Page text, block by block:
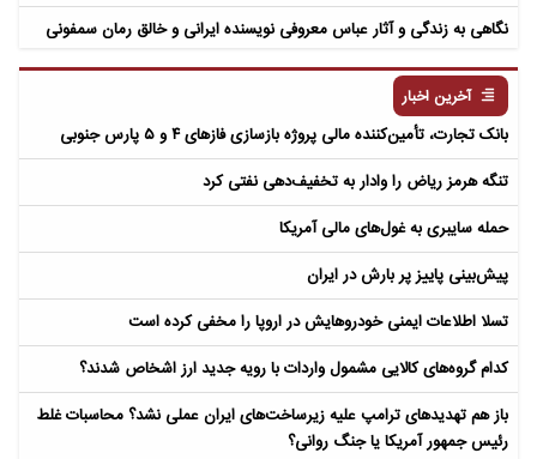
نگاهی به زندگی و آثار عباس معروفی نویسنده ایرانی و خالق رمان سمفونی
آخرین اخبار
بانک تجارت، تأمین‌کننده مالی پروژه بازسازی فازهای ۴ و ۵ پارس جنوبی
تنگه هرمز ریاض را وادار به تخفیف‌دهی نفتی کرد
حمله سایبری به غول‌های مالی آمریکا
پیش‌بینی پاییز پر بارش در ایران
تسلا اطلاعات ایمنی خودروهایش در اروپا را مخفی کرده است
کدام گروه‌های کالایی مشمول واردات با رویه جدید ارز اشخاص شدند؟
باز هم تهدیدهای ترامپ علیه زیرساخت‌های ایران عملی نشد؟ محاسبات غلط
رئیس جمهور آمریکا یا جنگ روانی؟